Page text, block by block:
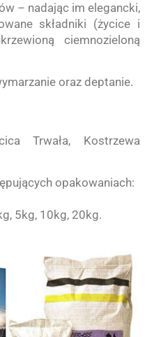
– nadając im elegancki,
składniki (życice i
ciemnozieloną
oraz deptanie.
Trwała, Kostrzewa
opakowaniach:
5kg, 10kg, 20kg.